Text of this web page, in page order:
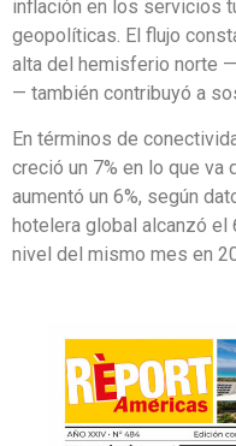
inflación en los servicios
geopolíticas. El flujo
alta del hemisferio norte
— también contribuyó a
En términos de
creció un 7% en lo que va
aumentó un 6%, según
hotelera global alcanzó el
nivel del mismo mes en